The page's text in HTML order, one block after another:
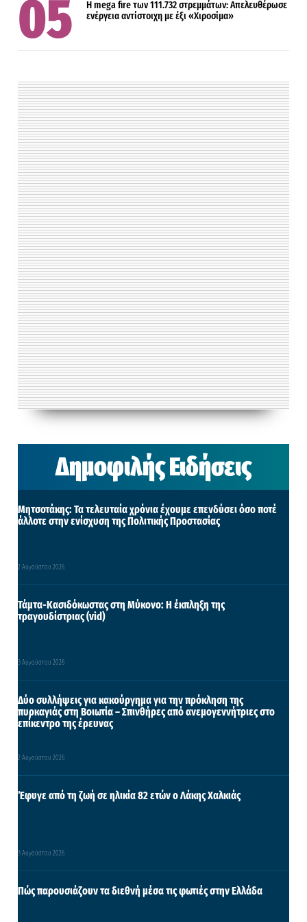
Η mega fire των 111.732 στρεμμάτων: Απελευθέρωσε
ενέργεια αντίστοιχη με έξι «Χιροσίμα»
Δημοφιλής Ειδήσεις
Μητσοτάκης: Τα τελευταία χρόνια έχουμε επενδύσει όσο ποτέ
άλλοτε στην ενίσχυση της Πολιτικής Προστασίας
2 Αυγούστου 2026
Τάμτα-Κασιδόκωστας στη Μύκονο: Η έκπληξη της
τραγουδίστριας (vid)
3 Αυγούστου 2026
Δύο συλλήψεις για κακούργημα για την πρόκληση της
πυρκαγιάς στη Βοιωτία – Σπινθήρες από ανεμογεννήτριες στο
επίκεντρο της έρευνας
2 Αυγούστου 2026
Έφυγε από τη ζωή σε ηλικία 82 ετών ο Λάκης Χαλκιάς
3 Αυγούστου 2026
Πώς παρουσιάζουν τα διεθνή μέσα τις φωτιές στην Ελλάδα